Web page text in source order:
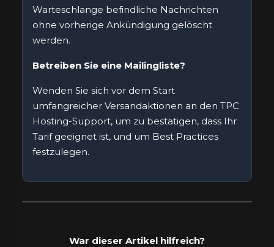
Warteschlange befindliche Nachrichten
ohne vorherige Ankündigung gelöscht
werden.
Betreiben Sie eine Mailingliste?
Wenden Sie sich vor dem Start
umfangreicher Versandaktionen an den TPC
Hosting-Support, um zu bestätigen, dass Ihr
Tarif geeignet ist, und um Best Practices
festzulegen.
War dieser Artikel hilfreich?